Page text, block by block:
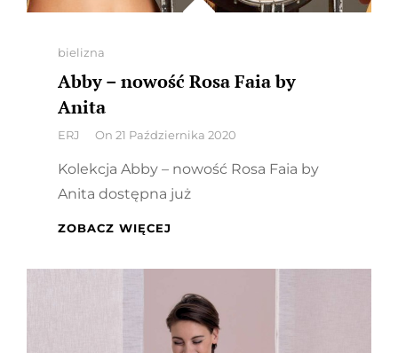
Categories
bielizna
Abby – nowość Rosa Faia by
Anita
By
ERJ On 21 Października 2020
Kolekcja Abby – nowość Rosa Faia by
Anita dostępna już
ZOBACZ WIĘCEJ
FAIA
BY
ANITA